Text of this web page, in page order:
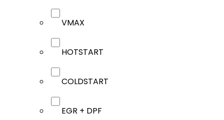
VMAX
HOTSTART
COLDSTART
EGR + DPF